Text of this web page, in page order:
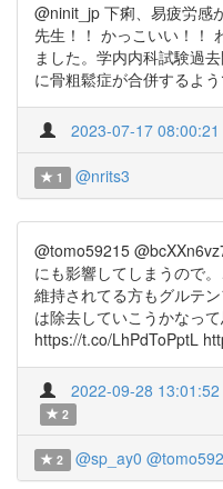
@ninit_jp 下痢、易疲労感
先生！！ かっこいい！！
ました。学内内科試験過
に骨粗鬆症が合併するよ
2023-07-17 08:00:21
1 @nrits3
@tomo59215
にも影響してしまうので
維持されてる方もグルテ
は除去していこうかなって
https://t.co/LhPdToPptL
2022-09-28 13:01:52
2
2 @sp_ay0